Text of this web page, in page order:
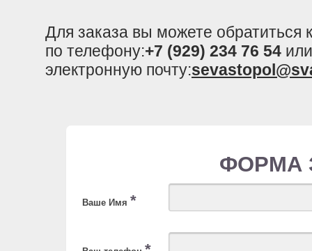
Для заказа вы можете
по телефону:+7 (929) 234 76 54
электронную почту:
ФОРМА
Ваше Имя *